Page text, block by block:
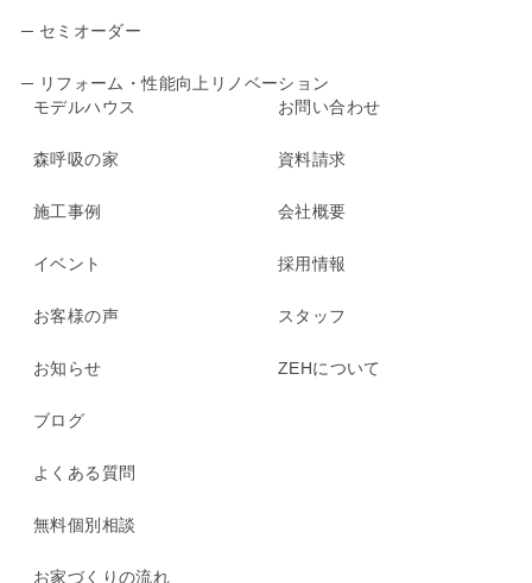
─ セミオーダー
─ リフォーム・性能向上リノベーション
モデルハウス
森呼吸の家
施工事例
イベント
お客様の声
お知らせ
ブログ
よくある質問
無料個別相談
お家づくりの流れ
お問い合わせ
資料請求
会社概要
採用情報
スタッフ
ZEHについて